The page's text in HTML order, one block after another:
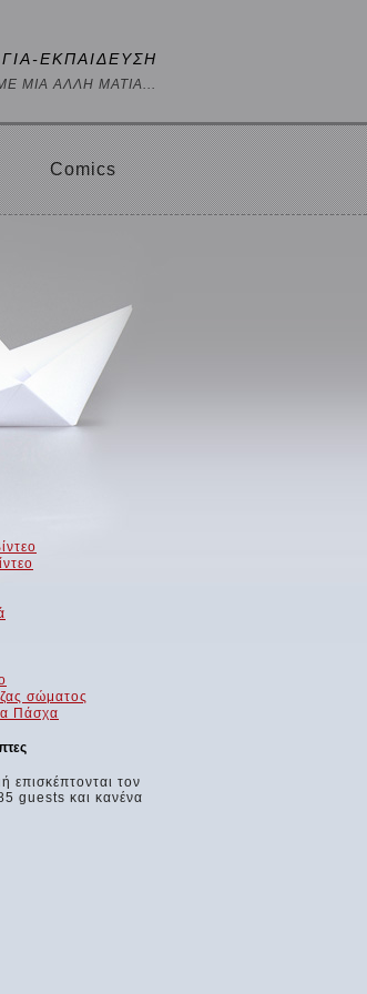
ΕΚΠΑΙΔΕΥΣΗ
ΜΙΑ ΑΛΛΗ ΜΑΤΙΑ...
Comics
σώματος
Πάσχα
επισκέπτονται τον
guests και κανένα